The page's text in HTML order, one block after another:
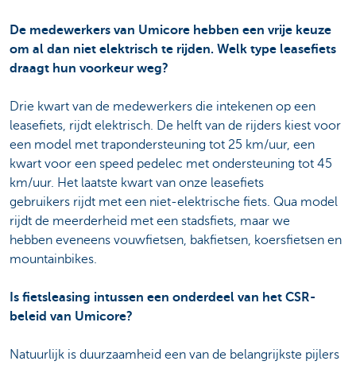
De medewerkers van Umicore hebben een vrije keuze
om al dan niet elektrisch te rijden. Welk type leasefiets
draagt hun voorkeur weg?
Drie kwart van de medewerkers die intekenen op een
leasefiets, rijdt elektrisch. De helft van de rijders kiest voor
een model met trapondersteuning tot 25 km/uur, een
kwart voor een speed pedelec met ondersteuning tot 45
km/uur. Het laatste kwart van onze leasefiets
gebruikers rijdt met een niet-elektrische fiets. Qua model
rijdt de meerderheid met een stadsfiets, maar we
hebben eveneens vouwfietsen, bakfietsen, koersfietsen en
mountainbikes.
Is fietsleasing intussen een onderdeel van het CSR-
beleid van Umicore?
Natuurlijk is duurzaamheid een van de belangrijkste pijlers